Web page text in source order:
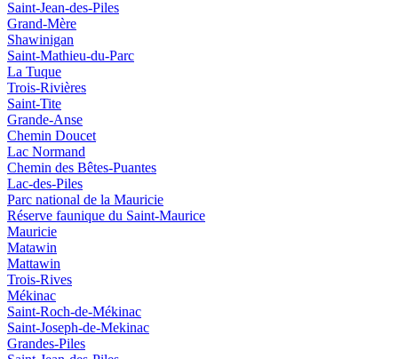
Saint-Jean-des-Piles
Grand-Mère
Shawinigan
Saint-Mathieu-du-Parc
La Tuque
Trois-Rivières
Saint-Tite
Grande-Anse
Chemin Doucet
Lac Normand
Chemin des Bêtes-Puantes
Lac-des-Piles
Parc national de la Mauricie
Réserve faunique du Saint‑Maurice
Mauricie
Matawin
Mattawin
Trois-Rives
Mékinac
Saint-Roch-de-Mékinac
Saint-Joseph-de-Mekinac
Grandes-Piles